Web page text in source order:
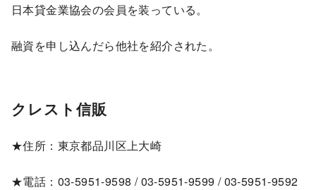
日本貸金業協会の会員を装っている。
融資を申し込んだら他社を紹介された。
クレスト信販
★住所：東京都品川区上大崎
★電話：03-5951-9598 / 03-5951-9599 / 03-5951-9592